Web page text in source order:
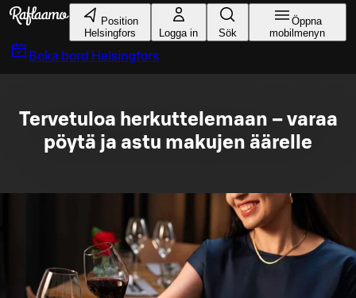
Gå till huvudinnehållet
Position
Helsingfors
Logga in Sök
Öppna
mobilmenyn
Boka bord Helsingfors
Tervetuloa herkuttelemaan – varaa
pöytä ja astu makujen äärelle